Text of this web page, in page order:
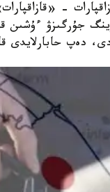
-
جۇرگىزۋ ءۇشىن
دەپ حابارلايدى